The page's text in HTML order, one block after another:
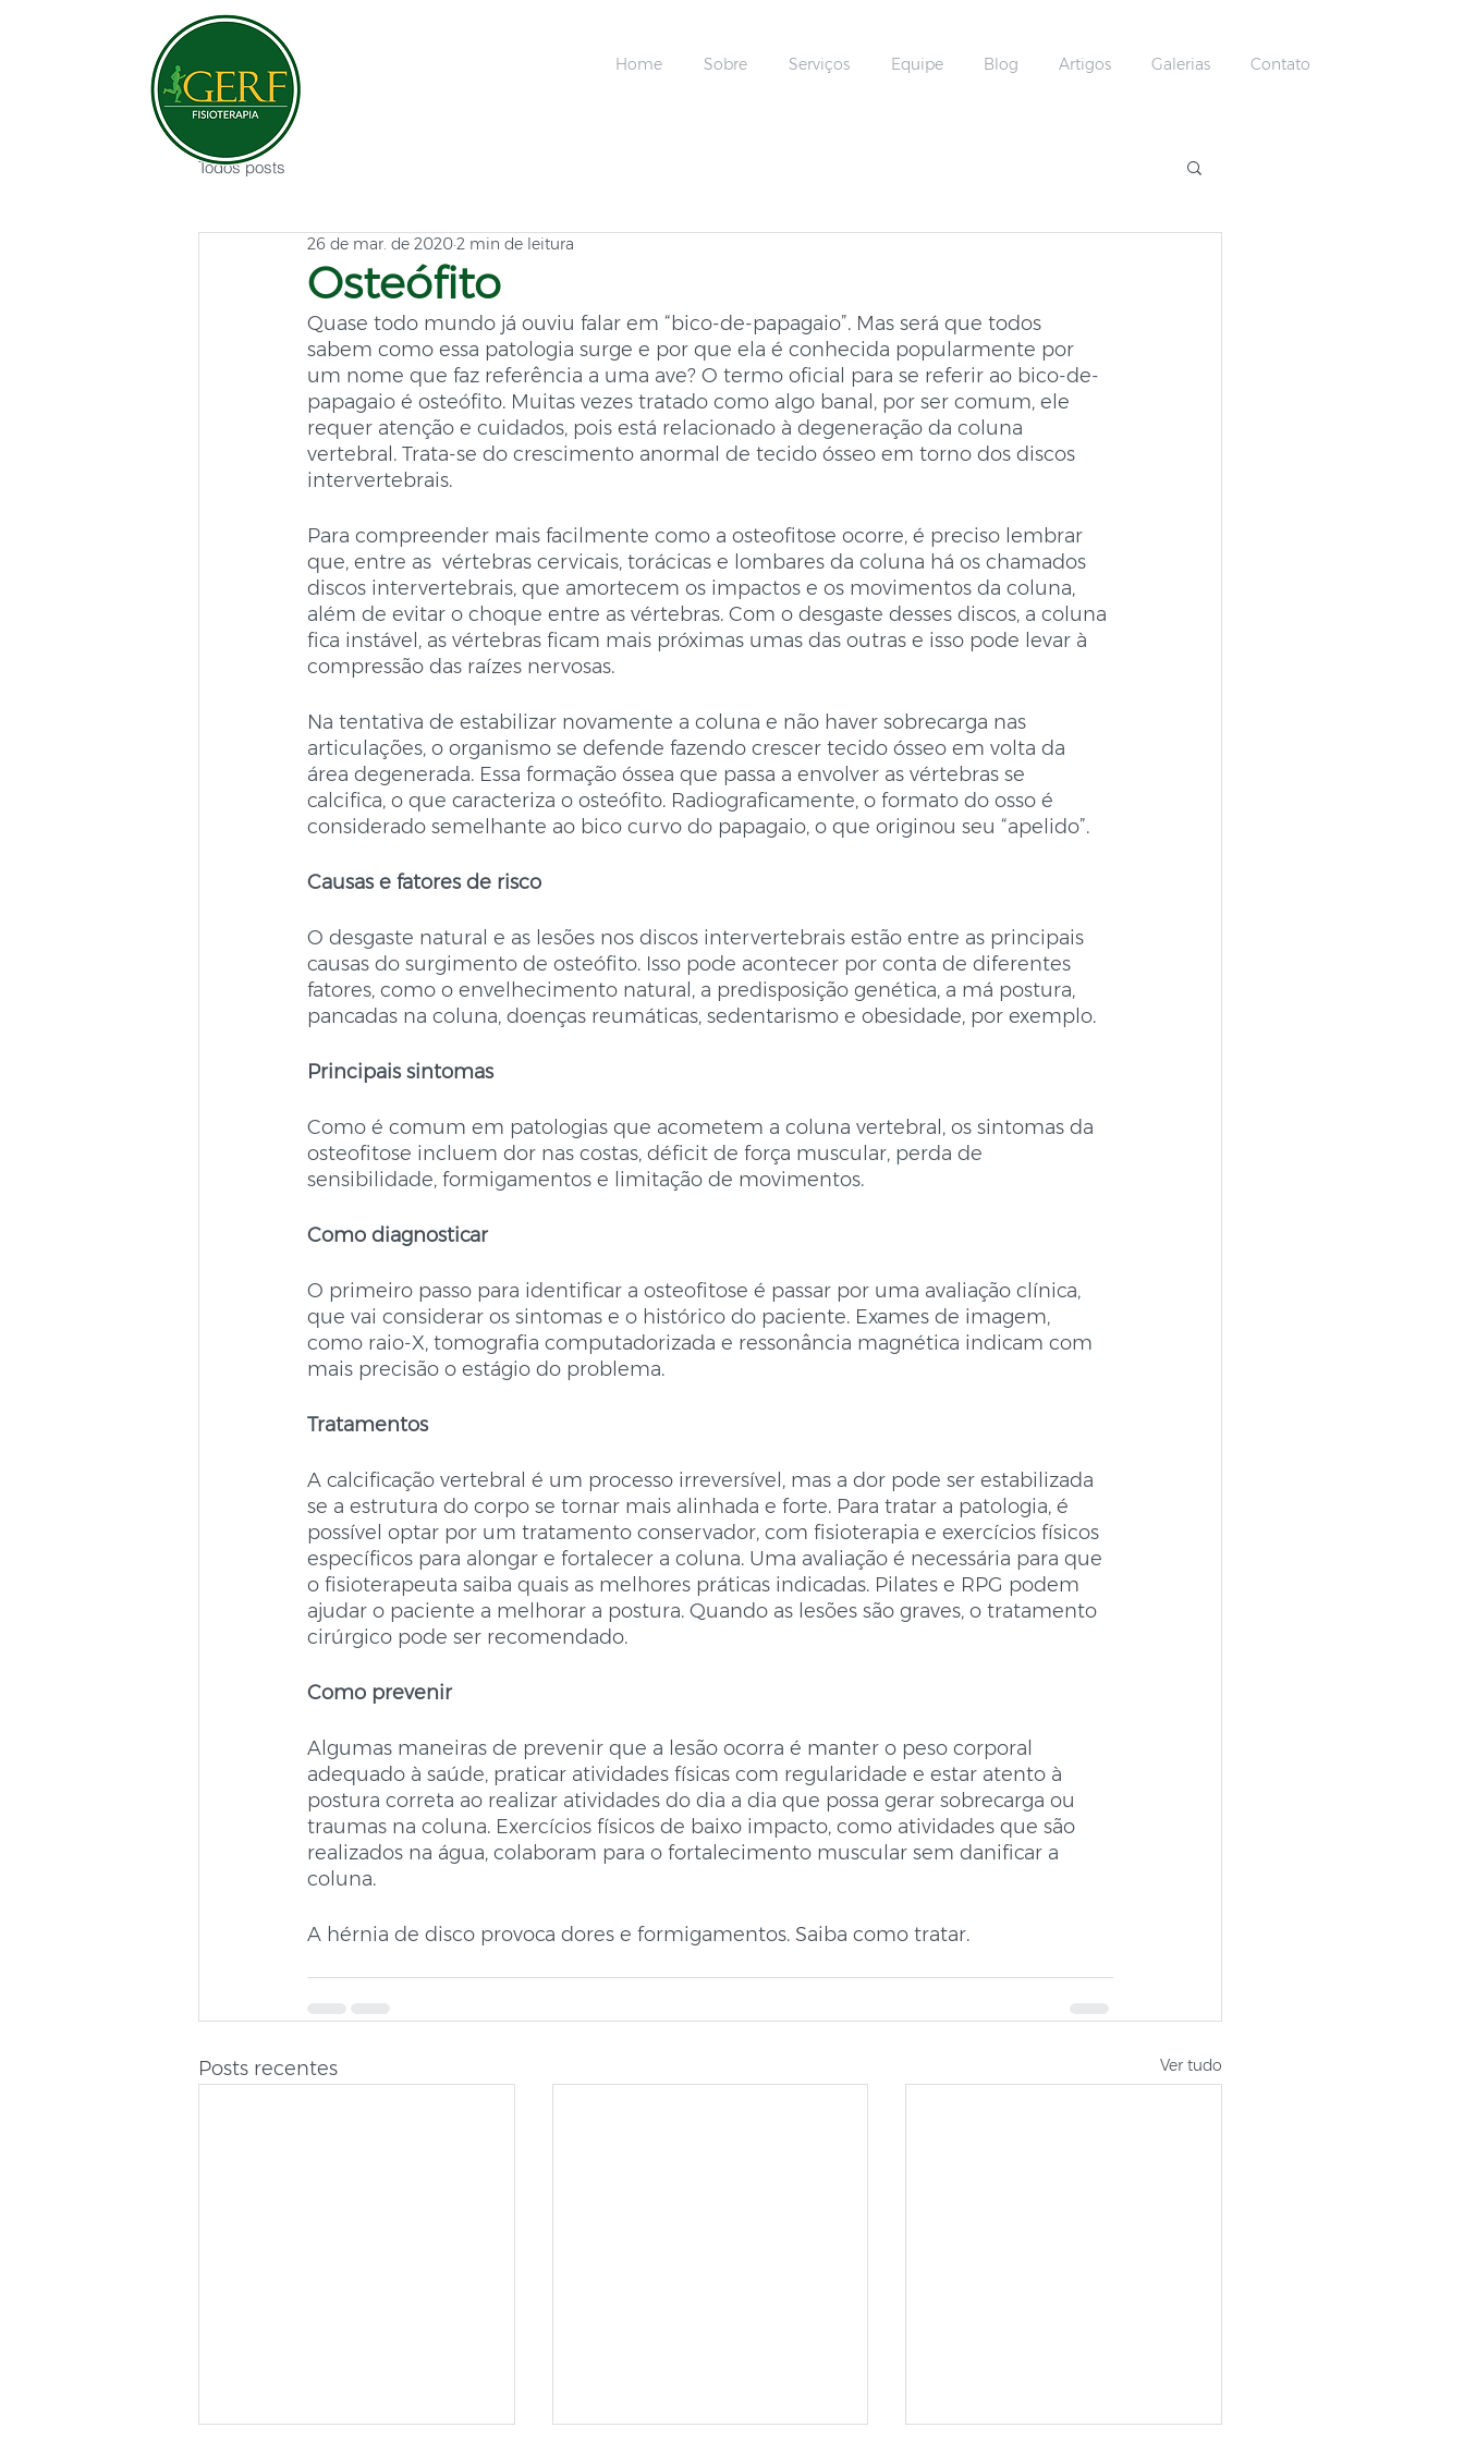
Home Sobre Serviços Equipe Blog Artigos Galerias Contato
Todos posts
Osteófito
26 de mar. de 20202 min de leitura
Quase todo mundo já ouviu falar em “bico-de-papagaio”. Mas será que todos
sabem como essa patologia surge e por que ela é conhecida popularmente por
um nome que faz referência a uma ave? O termo oficial para se referir ao bico-de-
papagaio é osteófito. Muitas vezes tratado como algo banal, por ser comum, ele
requer atenção e cuidados, pois está relacionado à degeneração da coluna
vertebral. Trata-se do crescimento anormal de tecido ósseo em torno dos discos
intervertebrais.
Para compreender mais facilmente como a osteofitose ocorre, é preciso lembrar
que, entre as  vértebras cervicais, torácicas e lombares da coluna há os chamados
discos intervertebrais, que amortecem os impactos e os movimentos da coluna,
além de evitar o choque entre as vértebras. Com o desgaste desses discos, a coluna
fica instável, as vértebras ficam mais próximas umas das outras e isso pode levar à
compressão das raízes nervosas.
Na tentativa de estabilizar novamente a coluna e não haver sobrecarga nas
articulações, o organismo se defende fazendo crescer tecido ósseo em volta da
área degenerada. Essa formação óssea que passa a envolver as vértebras se
calcifica, o que caracteriza o osteófito. Radiograficamente, o formato do osso é
considerado semelhante ao bico curvo do papagaio, o que originou seu “apelido”.
Causas e fatores de risco
O desgaste natural e as lesões nos discos intervertebrais estão entre as principais
causas do surgimento de osteófito. Isso pode acontecer por conta de diferentes
fatores, como o envelhecimento natural, a predisposição genética, a má postura,
pancadas na coluna, doenças reumáticas, sedentarismo e obesidade, por exemplo.
Principais sintomas
Como é comum em patologias que acometem a coluna vertebral, os sintomas da
osteofitose incluem dor nas costas, déficit de força muscular, perda de
sensibilidade, formigamentos e limitação de movimentos.
Como diagnosticar
O primeiro passo para identificar a osteofitose é passar por uma avaliação clínica,
que vai considerar os sintomas e o histórico do paciente. Exames de imagem,
como raio-X, tomografia computadorizada e ressonância magnética indicam com
mais precisão o estágio do problema.
Tratamentos
A calcificação vertebral é um processo irreversível, mas a dor pode ser estabilizada
se a estrutura do corpo se tornar mais alinhada e forte. Para tratar a patologia, é
possível optar por um tratamento conservador, com fisioterapia e exercícios físicos
específicos para alongar e fortalecer a coluna. Uma avaliação é necessária para que
o fisioterapeuta saiba quais as melhores práticas indicadas. Pilates e RPG podem
ajudar o paciente a melhorar a postura. Quando as lesões são graves, o tratamento
cirúrgico pode ser recomendado.
Como prevenir
Algumas maneiras de prevenir que a lesão ocorra é manter o peso corporal
adequado à saúde, praticar atividades físicas com regularidade e estar atento à
postura correta ao realizar atividades do dia a dia que possa gerar sobrecarga ou
traumas na coluna. Exercícios físicos de baixo impacto, como atividades que são
realizados na água, colaboram para o fortalecimento muscular sem danificar a
coluna.
A hérnia de disco provoca dores e formigamentos. Saiba como tratar.
Posts recentes Ver tudo